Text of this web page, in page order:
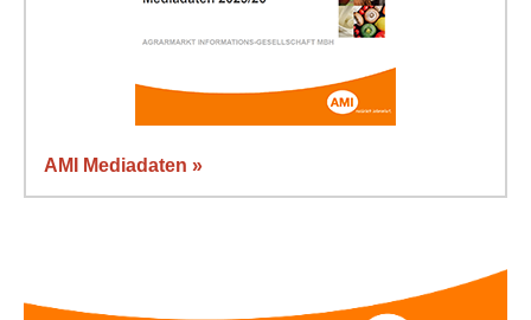
AMI Mediadaten »